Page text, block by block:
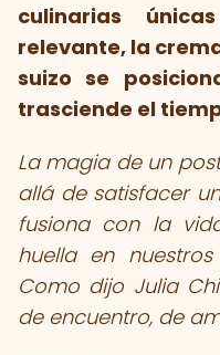
culinarias
relevante, la
suizo se
trasciende el
La magia de un
allá de satisfacer
fusiona con la
huella en
Como dijo Julia
de encuentro, de